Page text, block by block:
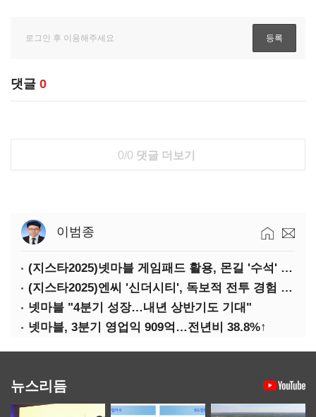
댓글 0
0/0 댓글 더보기
이범종
(지스타2025)넷마블 게임패드 활용, 몬길 '수석' 7대죄 '차석'
(지스타2025)엔씨 '신더시티', 독보적 전투 경험 필요
넷마블 "4분기 성장…내년 상반기도 기대"
넷마블, 3분기 영업익 909억…전년비 38.8%↑
뉴스리듬